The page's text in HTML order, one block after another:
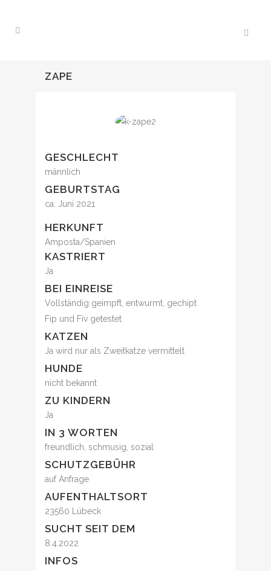
ZAPE
GESCHLECHT
männlich
GEBURTSTAG
ca. Juni 2021
HERKUNFT
Amposta/Spanien
KASTRIERT
Ja
BEI EINREISE
Vollständig geimpft, entwurmt, gechipt
Fip und Fiv getestet
KATZEN
Ja wird nur als Zweitkatze vermittelt
HUNDE
nicht bekannt
ZU KINDERN
Ja
IN 3 WORTEN
freundlich, schmusig, sozial
SCHUTZGEBÜHR
auf Anfrage
AUFENTHALTSORT
23560 Lübeck
SUCHT SEIT DEM
8.4.2022
INFOS